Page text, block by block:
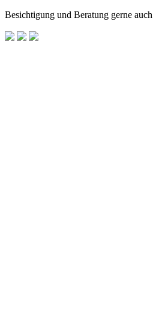
Besichtigung und Beratung gerne auch